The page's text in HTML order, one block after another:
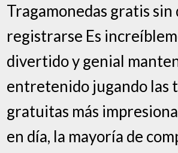
Tragamonedas gratis sin
registrarse Es
divertido y genial
entretenido jugando las
gratuitas más
en día, la mayoría de